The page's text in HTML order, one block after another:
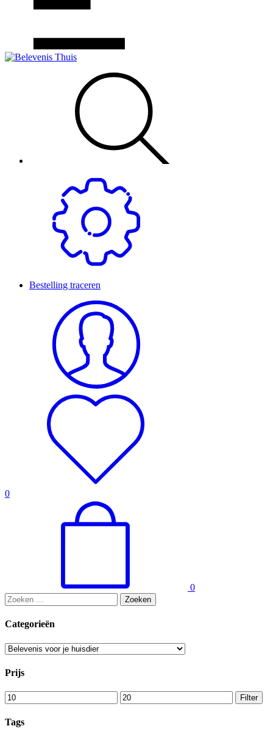
Bestelling traceren
0
0
Zoeken
naar:
Categorieën
Prijs
Min.
prijs
Max.
prijs
Filter
Tags